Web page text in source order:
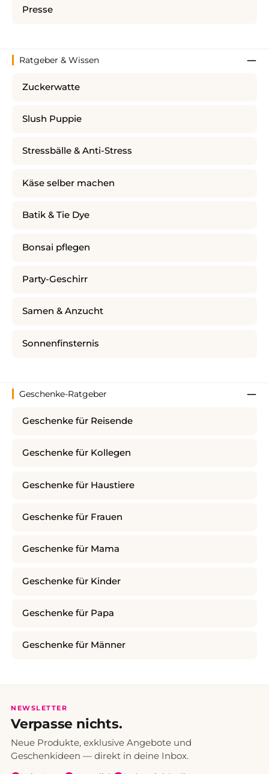
Presse
Ratgeber & Wissen
Zuckerwatte
Slush Puppie
Stressbälle & Anti-Stress
Käse selber machen
Batik & Tie Dye
Bonsai pflegen
Party-Geschirr
Samen & Anzucht
Sonnenfinsternis
Geschenke-Ratgeber
Geschenke für Reisende
Geschenke für Kollegen
Geschenke für Haustiere
Geschenke für Frauen
Geschenke für Mama
Geschenke für Kinder
Geschenke für Papa
Geschenke für Männer
NEWSLETTER
Verpasse nichts.
Neue Produkte, exklusive Angebote und
Geschenkideen — direkt in deine Inbox.